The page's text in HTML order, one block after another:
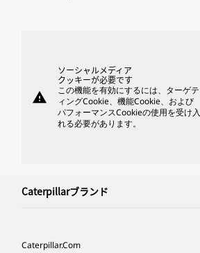
warning
ソーシャルメディア
クッキーが必要です
この機能を有効にするには、ターゲテ
ィングCookie、機能Cookie、および
パフォーマンスCookieの使用を受け入
れる必要があります。
Caterpillarブランド
Caterpillar.com